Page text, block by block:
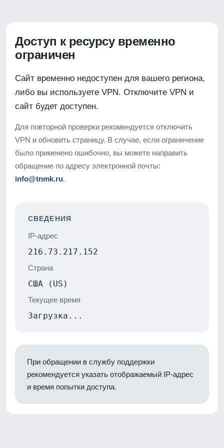
Доступ к ресурсу временно
ограничен
Сайт временно недоступен для вашего региона,
либо вы используете VPN. Отключите VPN и
сайт будет доступен.
Для повторной проверки рекомендуется отключить
VPN и обновить страницу. В случае, если ограничение
было применено ошибочно, вы можете направить
обращение по адресу электронной почты:
info@tnmk.ru.
СВЕДЕНИЯ
IP-адрес
216.73.217.152
Страна
США (US)
Текущее время
Загрузка...
При обращении в службу поддержки
рекомендуется указать отображаемый IP-адрес
и время попытки доступа.